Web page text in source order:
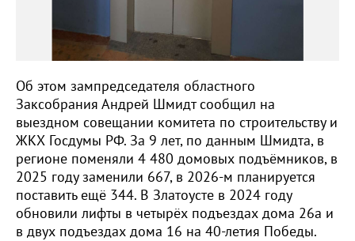
Об этом зампредседателя областного
Заксобрания Андрей Шмидт сообщил на
выездном совещании комитета по строительству и
ЖКХ Госдумы РФ. За 9 лет, по данным Шмидта, в
регионе поменяли 4 480 домовых подъёмников, в
2025 году заменили 667, в 2026-м планируется
поставить ещё 344. В Златоусте в 2024 году
обновили лифты в четырёх подъездах дома 26а и
в двух подъездах дома 16 на 40-летия Победы.